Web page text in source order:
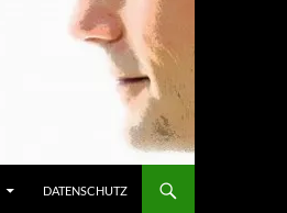
DATENSCHUTZ